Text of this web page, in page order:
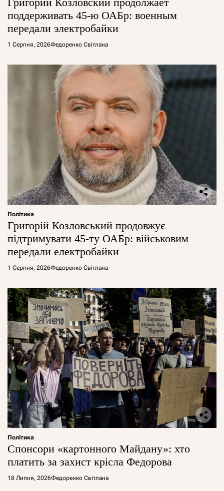
поддерживать 45-ю ОАБр: военным
передали электробайки
1 Серпня, 2026Федоренко Світлана
Політика
Григорій Козловський продовжує
підтримувати 45-ту ОАБр: військовим
передали електробайки
1 Серпня, 2026Федоренко Світлана
Політика
Спонсори «картонного Майдану»: хто
платить за захист крісла Федорова
18 Липня, 2026Федоренко Світлана